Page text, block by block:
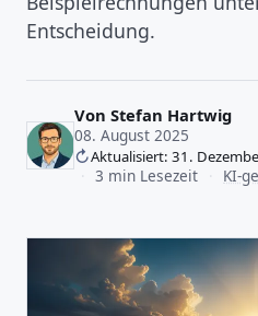
Entscheidung.
Von Stefan Hartwig
08. August 2025
Aktualisiert: 31.
3 min Lesezeit KI-